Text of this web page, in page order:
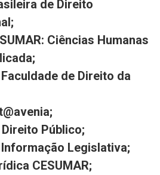
de Direito
Ciências Humanas
de Direito da
Público;
Legislativa;
CESUMAR;